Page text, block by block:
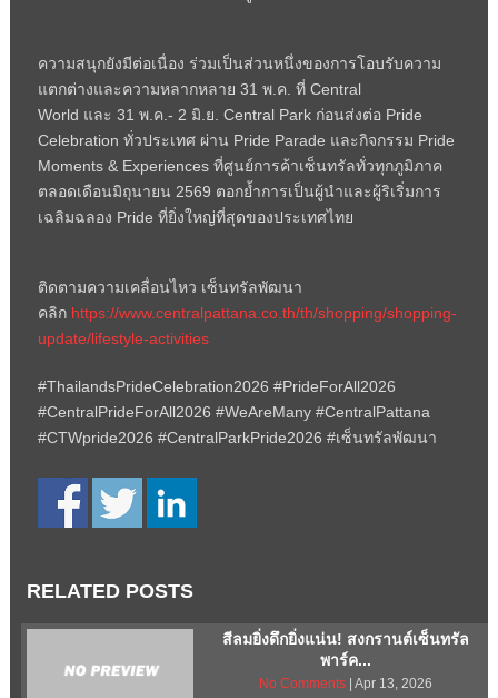
ความสนุกยังมีต่อเนื่อง ร่วมเป็นส่วนหนึ่งของการโอบรับความ
แตกต่างและความหลากหลาย 31 พ.ค. ที่ Central
World และ 31 พ.ค.- 2 มิ.ย. Central Park ก่อนส่งต่อ Pride
Celebration ทั่วประเทศ ผ่าน Pride Parade และกิจกรรม Pride
Moments & Experiences ที่ศูนย์การค้าเซ็นทรัลทั่วทุกภูมิภาค
ตลอดเดือนมิถุนายน 2569 ตอกย้ำการเป็นผู้นำและผู้ริเริ่มการ
เฉลิมฉลอง Pride ที่ยิ่งใหญ่ที่สุดของประเทศไทย
ติดตามความเคลื่อนไหว เซ็นทรัลพัฒนา
คลิก https://www.centralpattana.co.th/th/shopping/shopping-
update/lifestyle-activities
#ThailandsPrideCelebration2026 #PrideForAll2026
#CentralPrideForAll2026 #WeAreMany #CentralPattana
#CTWpride2026 #CentralParkPride2026 #เซ็นทรัลพัฒนา
RELATED POSTS
สีลมยิ่งดึกยิ่งแน่น! สงกรานต์เซ็นทรัล
พาร์ค...
No Comments | Apr 13, 2026